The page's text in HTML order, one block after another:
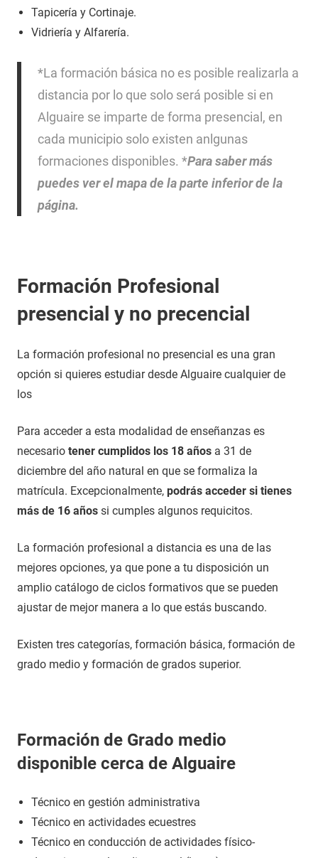
Tapicería y Cortinaje.
Vidriería y Alfarería.
*La formación básica no es posible realizarla a
distancia por lo que solo será posible si en
Alguaire se imparte de forma presencial, en
cada municipio solo existen anlgunas
formaciones disponibles. *Para saber más
puedes ver el mapa de la parte inferior de la
página.
Formación Profesional
presencial y no precencial
La formación profesional no presencial es una gran
opción si quieres estudiar desde Alguaire cualquier de
los
Para acceder a esta modalidad de enseñanzas es
necesario tener cumplidos los 18 años a 31 de
diciembre del año natural en que se formaliza la
matrícula. Excepcionalmente, podrás acceder si tienes
más de 16 años si cumples algunos requicitos.
La formación profesional a distancia es una de las
mejores opciones, ya que pone a tu disposición un
amplio catálogo de ciclos formativos que se pueden
ajustar de mejor manera a lo que estás buscando.
Existen tres categorías, formación básica, formación de
grado medio y formación de grados superior.
Formación de Grado medio
disponible cerca de Alguaire
Técnico en gestión administrativa
Técnico en actividades ecuestres
Técnico en conducción de actividades físico-